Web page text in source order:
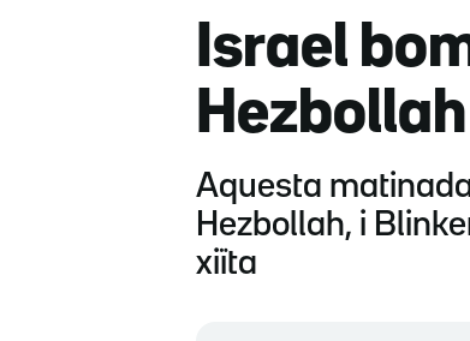
Israel
Aquesta
Hezbollah, i
xiïta